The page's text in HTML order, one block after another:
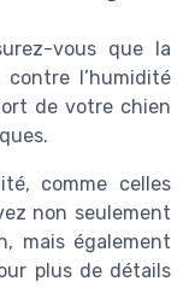
vous que la
contre l’humidité
de votre chien
comme celles
non seulement
mais également
plus de détails